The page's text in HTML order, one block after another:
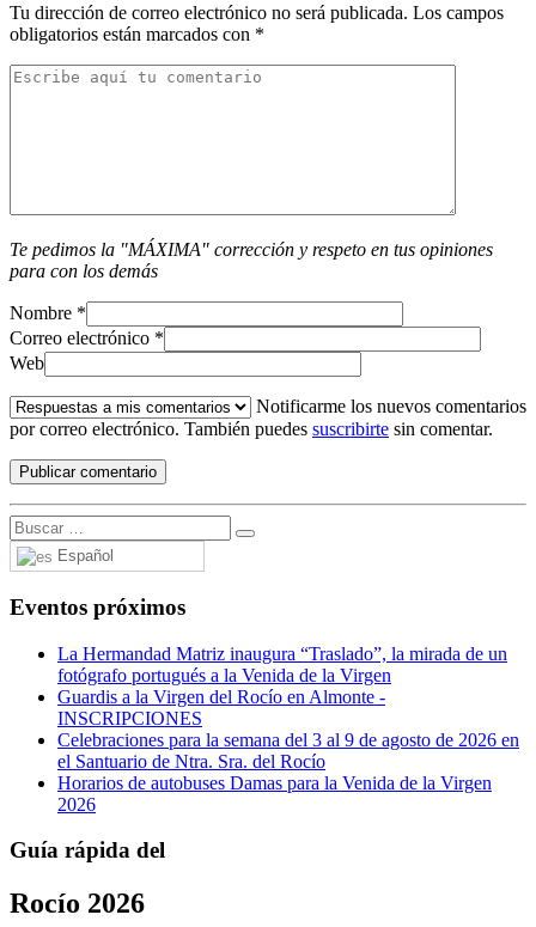
Tu dirección de correo electrónico no será publicada. Los campos
obligatorios están marcados con *
Te pedimos la "MÁXIMA" corrección y respeto en tus opiniones
para con los demás
Nombre *
Correo electrónico *
Web
Notificarme los nuevos comentarios
por correo electrónico. También puedes suscribirte sin comentar.
Español
Eventos próximos
La Hermandad Matriz inaugura “Traslado”, la mirada de un
fotógrafo portugués a la Venida de la Virgen
Guardis a la Virgen del Rocío en Almonte -
INSCRIPCIONES
Celebraciones para la semana del 3 al 9 de agosto de 2026 en
el Santuario de Ntra. Sra. del Rocío
Horarios de autobuses Damas para la Venida de la Virgen
2026
Guía rápida del
Rocío 2026